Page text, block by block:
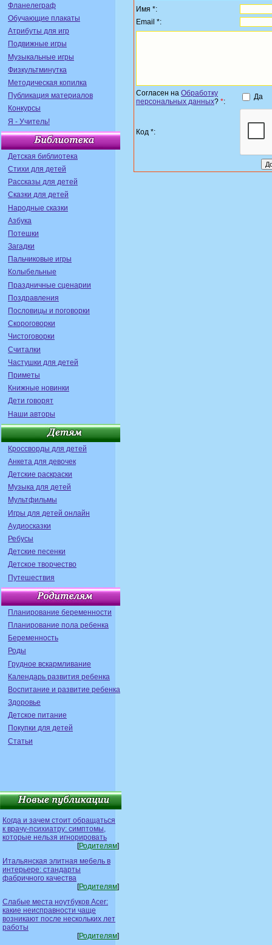
Фланелеграф
Обучающие плакаты
Атрибуты для игр
Подвижные игры
Музыкальные игры
Физкультминутка
Методическая копилка
Публикация материалов
Конкурсы
Я - Учитель!
Детская библиотека
Стихи для детей
Рассказы для детей
Сказки для детей
Народные сказки
Азбука
Потешки
Загадки
Пальчиковые игры
Колыбельные
Праздничные сценарии
Поздравления
Пословицы и поговорки
Скороговорки
Чистоговорки
Считалки
Частушки для детей
Приметы
Книжные новинки
Дети говорят
Наши авторы
Кроссворды для детей
Анкета для девочек
Детские раскраски
Музыка для детей
Мультфильмы
Игры для детей онлайн
Аудиосказки
Ребусы
Детские песенки
Детское творчество
Путешествия
Планирование беременности
Планирование пола ребенка
Беременность
Роды
Грудное вскармливание
Календарь развития ребенка
Воспитание и развитие ребенка
Здоровье
Детское питание
Покупки для детей
Статьи
Когда и зачем стоит обращаться
к врачу-психиатру: симптомы,
которые нельзя игнорировать
[Родителям]
Итальянская элитная мебель в
интерьере: стандарты
фабричного качества
[Родителям]
Слабые места ноутбуков Acer:
какие неисправности чаще
возникают после нескольких лет
работы
[Родителям]
Имя *:
Email *:
Согласен на Обработку
персональных данных? *:
Да
Код *: